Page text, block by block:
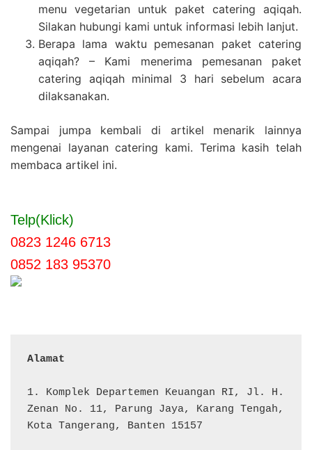
menu vegetarian untuk paket catering aqiqah.
Silakan hubungi kami untuk informasi lebih lanjut.
Berapa lama waktu pemesanan paket catering
aqiqah? – Kami menerima pemesanan paket
catering aqiqah minimal 3 hari sebelum acara
dilaksanakan.
Sampai jumpa kembali di artikel menarik lainnya
mengenai layanan catering kami. Terima kasih telah
membaca artikel ini.
Telp(Klick)
0823 1246 6713
0852 183 95370
Alamat
1. Komplek Departemen Keuangan RI, Jl. H.
Zenan No. 11, Parung Jaya, Karang Tengah,
Kota Tangerang, Banten 15157